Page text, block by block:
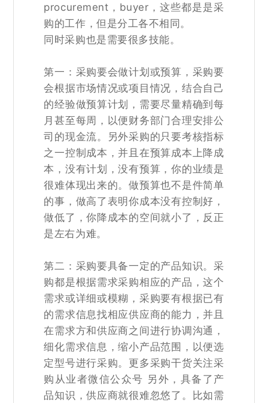
procurement，buyer，这些都是是采
购的工作，但是分工各不相同。
同时采购也是需要很多技能。
第一：采购要会做计划或预算，采购要
会根据市场情况或项目情况，结合自己
的经验做预算计划，需要尽量精确到每
月甚至每周，以便财务部门合理安排公
司的现金流。另外采购的只要考核指标
之一控制成本，并且在预算成本上降成
本，没有计划，没有预算，你的业绩是
很难体现出来的。做预算也不是件简单
的事，做高了表明你成本没有控制好，
做低了，你降成本的空间就小了，反正
是左右为难。
第二：采购要具备一定的产品知识。采
购都是根据需求采购相应的产品，这个
需求或详细或模糊，采购要有根据已有
的需求信息找相应供应商的能力，并且
在需求方和供应商之间进行协调沟通，
细化需求信息，缩小产品范围，以便选
定型号进行采购。更多采购干货关注采
购从业者微信公众号 另外，具备了产
品知识，供应商就很难忽悠了。比如需